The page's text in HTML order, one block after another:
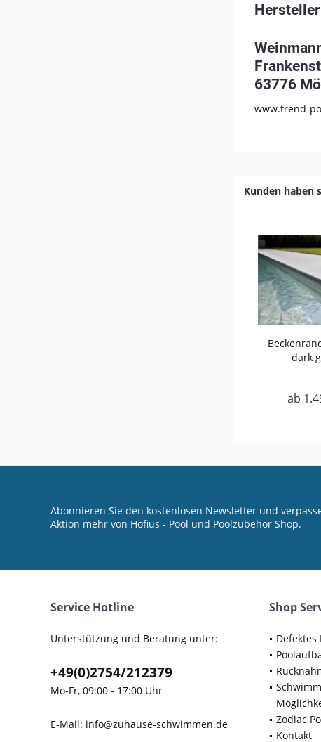
63776
www.trend-
Kunden haben
dark
ab
Abonnieren Sie den kostenlosen Newsletter und
Aktion mehr von Hofius - Pool und Poolzubehör Shop.
Service Hotline
Unterstützung und Beratung unter:
+49(0)2754/212379
Mo-Fr, 09:00 - 17:00 Uhr
E-Mail: info@zuhause-schwimmen.de
Shop
Defektes
Zodiac
Kontakt